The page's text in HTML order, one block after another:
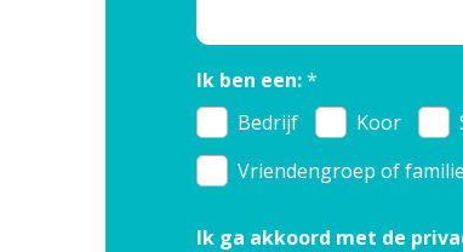
Ik ben een:*
Bedrijf
Koor
Vriendengroep of familie
Ik ga akkoord met de